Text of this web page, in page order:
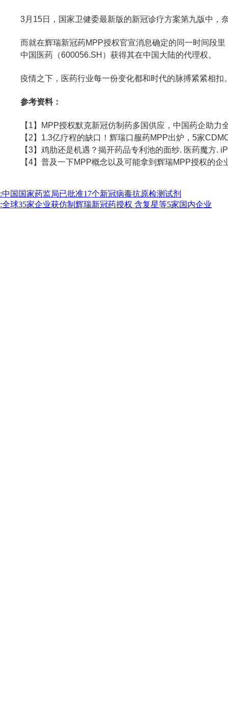
3月15日，国家卫健委最新版的新冠诊疗方案第九版中，
而就在辉瑞新冠药MPP授权官宣消息确定的同一时间段
中国医药（600056.SH）获得其在中国大陆的代理权。
疫情之下，医药行业每一份变化都和时代的脉搏紧紧相扣
参考资料：
【1】MPP授权默克新冠仿制药多国供应，中国药企助
【2】1.3亿疗程的缺口！辉瑞口服药MPP出炉，5家
【3】鸡肋还是机遇？揭开药品专利池的面纱. 医药魔方.
【4】普及一下MPP概念以及可能拿到辉瑞MPP授权的
:中国国家药监局已批准17个新冠病毒抗原检测试剂
:全球35家企业获仿制辉瑞新冠药授权 含复星等5家国内企业